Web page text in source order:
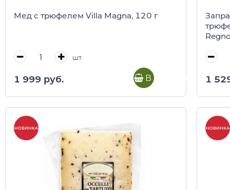
Мед с трюфелем Villa Magna, 120 г
шт
1 999 руб. В корзину 1
НОВИНКА НОВИНКА